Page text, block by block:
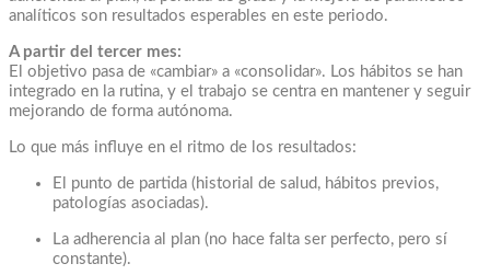
analíticos son resultados esperables en este periodo.
A partir del tercer mes:
El objetivo pasa de «cambiar» a «consolidar». Los hábitos se han
integrado en la rutina, y el trabajo se centra en mantener y seguir
mejorando de forma autónoma.
Lo que más influye en el ritmo de los resultados:
El punto de partida (historial de salud, hábitos previos,
patologías asociadas).
La adherencia al plan (no hace falta ser perfecto, pero sí
constante).